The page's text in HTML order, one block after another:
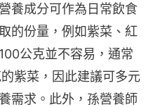
養成分可作為日常飲食
的份量，例如紫菜、紅
公克並不容易，通常
紫菜，因此建議可多元
需求。此外，孫營養師